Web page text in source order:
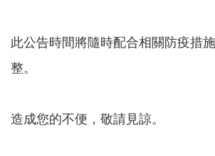
此公告時間將隨時配合相關防疫措
整。
造成您的不便，敬請見諒。